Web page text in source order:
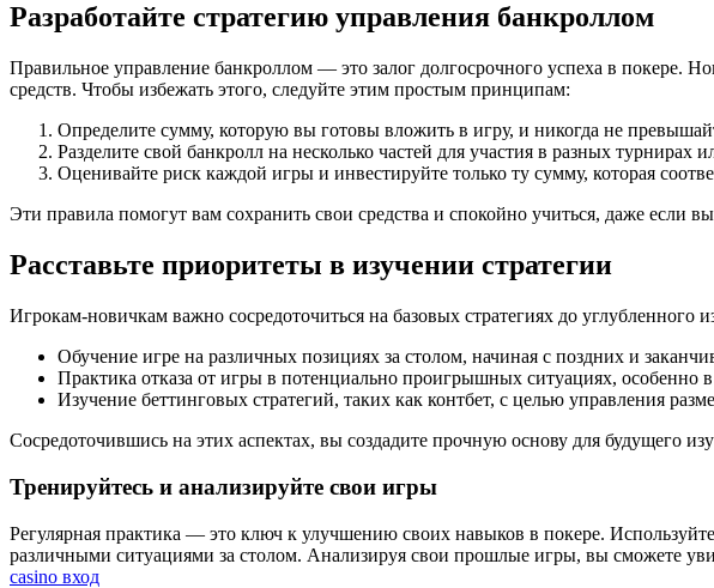
Разработайте стратегию управления банкроллом
Правильное управление банкроллом — это залог долгосрочного успеха в покере.
средств. Чтобы избежать этого, следуйте этим простым принципам:
Определите сумму, которую вы готовы вложить в игру, и никогда не
Разделите свой банкролл на несколько частей для участия в разных турнирах
Оценивайте риск каждой игры и инвестируйте только ту сумму, которая
Эти правила помогут вам сохранить свои средства и спокойно учиться, даже если
Расставьте приоритеты в изучении стратегии
Игрокам-новичкам важно сосредоточиться на базовых стратегиях до
Обучение игре на различных позициях за столом, начиная с поздних и
Практика отказа от игры в потенциально проигрышных ситуациях, особенно в
Изучение беттинговых стратегий, таких как контбет, с целью управления
Сосредоточившись на этих аспектах, вы создадите прочную основу для будущего
Тренируйтесь и анализируйте свои игры
Регулярная практика — это ключ к улучшению своих навыков в покере.
различными ситуациями за столом. Анализируя свои прошлые игры, вы сможете
casino вход